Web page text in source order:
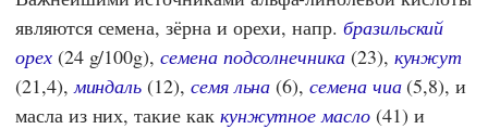
являются семена, зёрна и орехи, напр. бразильский
орех(24 g/100g),семена подсолнечника(23), кунжут
(21,4),миндаль (12), семя льна (6),семена чиа(5,8), и
масла из них, такие как кунжутное масло(41) и